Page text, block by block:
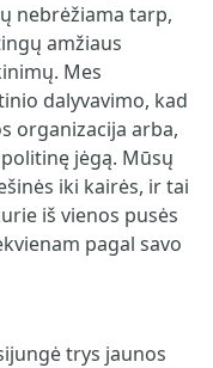
nebrėžiama tarp,
amžiaus
Mes
dalyvavimo, kad
organizacija arba,
jėgą. Mūsų
iki kairės, ir tai
iš vienos pusės
pagal savo
trys jaunos